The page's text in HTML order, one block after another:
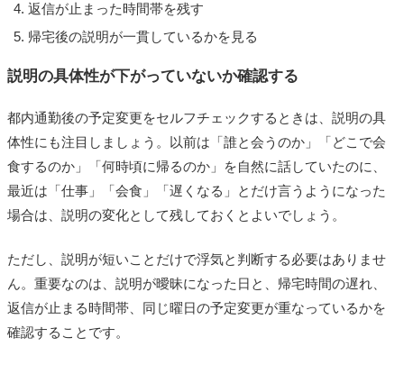
返信が止まった時間帯を残す
帰宅後の説明が一貫しているかを見る
説明の具体性が下がっていないか確認する
都内通勤後の予定変更をセルフチェックするときは、説明の具
体性にも注目しましょう。以前は「誰と会うのか」「どこで会
食するのか」「何時頃に帰るのか」を自然に話していたのに、
最近は「仕事」「会食」「遅くなる」とだけ言うようになった
場合は、説明の変化として残しておくとよいでしょう。
ただし、説明が短いことだけで浮気と判断する必要はありませ
ん。重要なのは、説明が曖昧になった日と、帰宅時間の遅れ、
返信が止まる時間帯、同じ曜日の予定変更が重なっているかを
確認することです。